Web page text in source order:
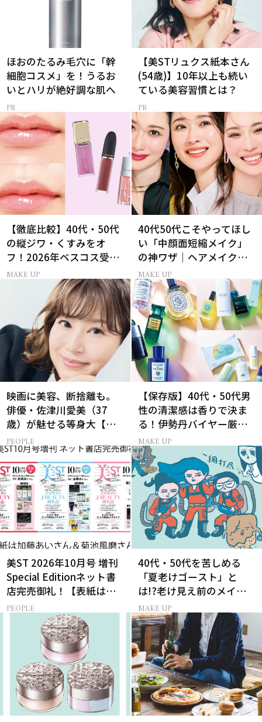
ほおのたるみ毛穴に「幹
細胞コスメ」を！うるお
いとハリが絶好調な肌へ
【美STリュクス紙本さん
(54歳)】10年以上も続い
ている美容習慣とは？
【徹底比較】40代・50代
の縦ジワ・くすみをオ
フ！2026年ベスコス受賞
リキッドルージュ3選
MAKE UP
40代50代こそやってほし
い「中顔面短縮メイク」
の神ワザ｜ヘアメイク長
井かおりさん直伝
MAKE UP
映画に美容、断捨離も。
俳優・佐津川愛美（37
歳）が魅せる等身大【美
ST特別画像集】
PEOPLE
【保存版】40代・50代男
性の清潔感は香りで決ま
る！伊勢丹バイヤー厳選
フレグランス15選
MAKE UP
美ST 2026年10月号 増刊
Special Editionネット書
店完売御礼！【表紙は加
藤あいさん＆菊池風磨さ
PEOPLE
40代・50代を苦しめる
「夏老けゴースト」と
は!?老け見え前のメイク
くずれ＆くすみ対策
MAKE UP